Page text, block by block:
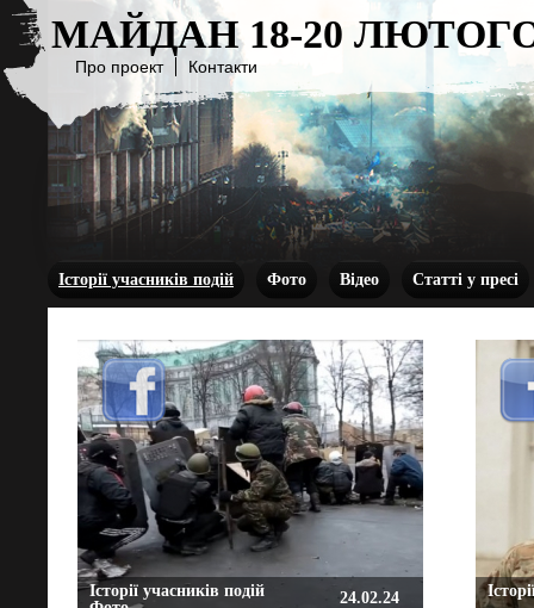
МАЙДАН 18-20
Про проект Контакти
Історії учасників подій Фото Відео Статті у пресі
Історії учасників подій
24.02.24